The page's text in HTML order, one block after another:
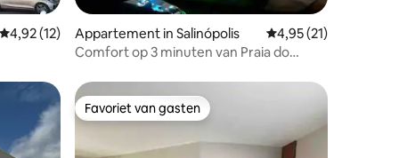
Gemiddelde beoordeling van 4,92 uit 5, 12 recensies
4,92 (12)
Appartement in Salinópolis Gemiddelde
4,95 (21)
Comfort op 3 minuten van Praia do
Favoriet van gasten
Favoriet van gasten